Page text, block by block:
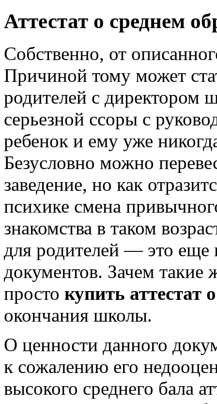
Аттестат о среднем
Собственно, от
Причиной тому может
родителей с директором
серьезной ссоры с
ребенок и ему уже
Безусловно можно
заведение, но как
психике смена
знакомства в таком
для родителей — это еще
документов. Зачем
просто купить аттестат
окончания школы.
О ценности данного
к сожалению его
высокого среднего бала